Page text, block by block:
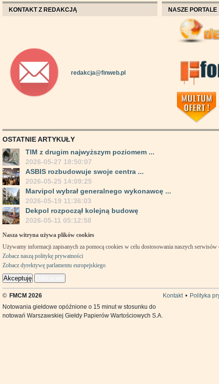
KONTAKT Z REDAKCJĄ
redakcja@finweb.pl
NASZE PORTALE
OSTATNIE ARTYKUŁY
TIM z drugim najwyższym poziomem ...
2026-05-27 18:50:07
ASBIS rozbudowuje swoje centra ...
2026-05-25 14:09:25
Marvipol wybrał generalnego wykonawcę ...
2026-05-19 11:36:03
Dekpol rozpoczął kolejną budowę
2026-05-11 05:12:58
Nasza witryna używa plików cookies
Używamy informacji zapisanych za pomocą cookies w celu dostosowania naszych
Zobacz naszą politykę prywatności
Zobacz dyrektywę parlamentu europejskiego
Akceptuję
© FMCM 2026 Kontakt • Polityka
Notowania giełdowe opóźnione o 15 minut w stosunku do
notowań Warszawskiej Giełdy Papierów Wartościowych S.A.